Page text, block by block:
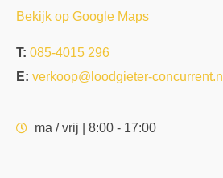
Bekijk op Google Maps
T: 085-4015 296
E: verkoop@loodgieter-concurrent.nl
ma / vrij | 8:00 - 17:00